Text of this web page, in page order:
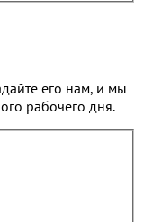
его нам, и мы
рабочего дня.